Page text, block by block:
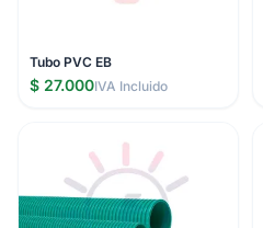
Tubo PVC EB
$ 27.000IVA Incluido